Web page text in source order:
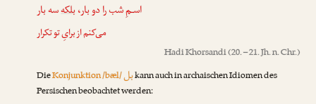
اسـمِ شب را دو بار،بلکهسه بار
می‌کنم از برایِ تو تکرار
Hadi Khorsandi(20. – 21. Jh. n. Chr.)
DieKonjunktion /bæl/بلkann auch in archaischen Idiomen des
Persischen beobachtet werden: